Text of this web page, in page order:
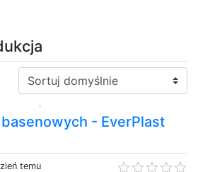
Sortuj:
- EverPlast
temu